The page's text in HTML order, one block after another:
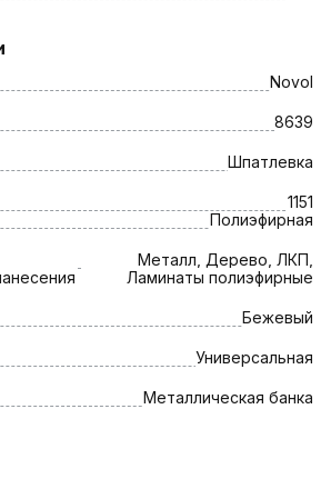
Novol
8639
Шпатлевка
1151
Полиэфирная
Металл, Дерево, ЛКП,
Ламинаты полиэфирные
Бежевый
Универсальная
Металлическая банка